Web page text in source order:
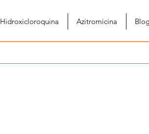
Hidroxicloroquina Azitromicina